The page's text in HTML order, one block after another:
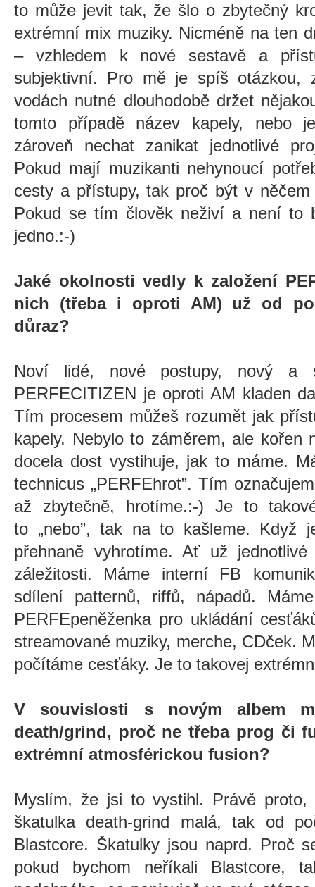
to může jevit tak, že šlo o zbytečný
extrémní mix muziky. Nicméně na ten
– vzhledem k nové sestavě a
subjektivní. Pro mě je spíš otázkou,
vodách nutné dlouhodobě držet
tomto případě název kapely, nebo
zároveň nechat zanikat jednotlivé
Pokud mají muzikanti nehynoucí
cesty a přístupy, tak proč být v
Pokud se tím člověk neživí a není to
jedno.:-)
Jaké okolnosti vedly k založení
nich (třeba i oproti AM) už od
důraz?
Noví lidé, nové postupy, nový a
PERFECITIZEN je oproti AM kladen
Tím procesem můžeš rozumět jak
kapely. Nebylo to záměrem, ale kořen
docela dost vystihuje, jak to máme.
technicus „PERFEhrot”. Tím
až zbytečně, hrotíme.:-) Je to
to „nebo”, tak na to kašleme. Když
přehnaně vyhrotíme. Ať už
záležitosti. Máme interní FB
sdílení patternů, riffů, nápadů.
PERFEpeněženka pro ukládání
streamované muziky, merche, CDček.
počítáme cesťáky. Je to takovej
V souvislosti s novým albem
death/grind, proč ne třeba prog či
extrémní atmosférickou fusion?
Myslím, že jsi to vystihl. Právě
škatulka death-grind malá, tak od
Blastcore. Škatulky jsou naprd. Proč
pokud bychom neříkali Blastcore,